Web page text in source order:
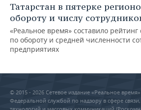
Татарстан в пятерке
обороту и числу
«Реальное время» составило рейтинг
по обороту и средней численности
предприятиях
© 2015 - 2026 Сетевое издание «Реальное
Федеральной службой по надзору в сфере